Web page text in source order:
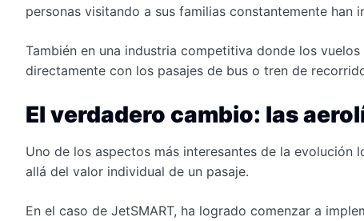
personas visitando a sus familias constantemente han
También en una industria competitiva donde los
directamente con los pasajes de bus o tren de
El verdadero cambio: las
Uno de los aspectos más interesantes de la
allá del valor individual de un pasaje.
En el caso de JetSMART, ha logrado comenzar a